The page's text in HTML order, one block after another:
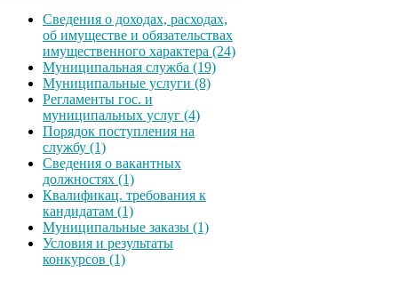
Сведения о доходах, расходах,
об имуществе и обязательствах
имущественного характера (24)
Муниципальная служба (19)
Муниципальные услуги (8)
Регламенты гос. и
муниципальных услуг (4)
Порядок поступления на
службу (1)
Сведения о вакантных
должностях (1)
Квалификац. требования к
кандидатам (1)
Муниципальные заказы (1)
Условия и результаты
конкурсов (1)